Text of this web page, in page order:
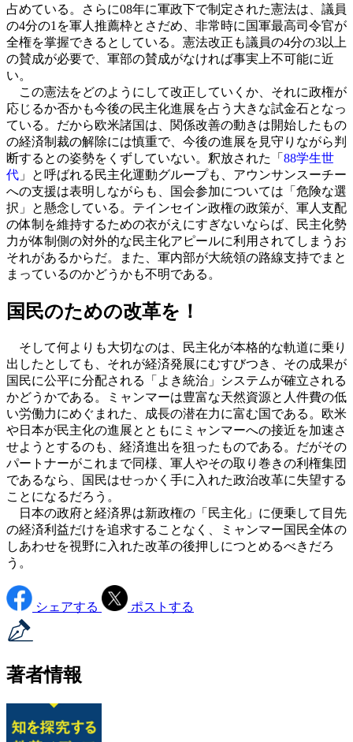
占めている。さらに08年に軍政下で制定された憲法は、議員
の4分の1を軍人推薦枠とさだめ、非常時に国軍最高司令官が
全権を掌握できるとしている。憲法改正も議員の4分の3以上
の賛成が必要で、軍部の賛成がなければ事実上不可能に近
い。
この憲法をどのようにして改正していくか、それに政権が
応じるか否かも今後の民主化進展を占う大きな試金石となっ
ている。だから欧米諸国は、関係改善の動きは開始したもの
の経済制裁の解除には慎重で、今後の進展を見守りながら判
断するとの姿勢をくずしていない。釈放された「 88学生世
代 」と呼ばれる民主化運動グループも、アウンサンスーチー
への支援は表明しながらも、国会参加については「危険な選
択」と懸念している。テインセイン政権の政策が、軍人支配
の体制を維持するための衣がえにすぎないならば、民主化勢
力が体制側の対外的な民主化アピールに利用されてしまうお
それがあるからだ。また、軍内部が大統領の路線支持でまと
まっているのかどうかも不明である。
国民のための改革を！
そして何よりも大切なのは、民主化が本格的な軌道に乗り
出したとしても、それが経済発展にむすびつき、その成果が
国民に公平に分配される「よき統治」システムが確立される
かどうかである。ミャンマーは豊富な天然資源と人件費の低
い労働力にめぐまれた、成長の潜在力に富む国である。欧米
や日本が民主化の進展とともにミャンマーへの接近を加速さ
せようとするのも、経済進出を狙ったものである。だがその
パートナーがこれまで同様、軍人やその取り巻きの利権集団
であるなら、国民はせっかく手に入れた政治改革に失望する
ことになるだろう。
日本の政府と経済界は新政権の「民主化」に便乗して目先
の経済利益だけを追求することなく、ミャンマー国民全体の
しあわせを視野に入れた改革の後押しにつとめるべきだろ
う。
シェアする ポストする
著者情報